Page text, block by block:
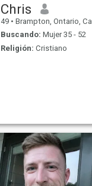
Chris
49 • Brampton, Ontario, Canadá
Buscando: Mujer 35 - 52
Religión: Cristiano